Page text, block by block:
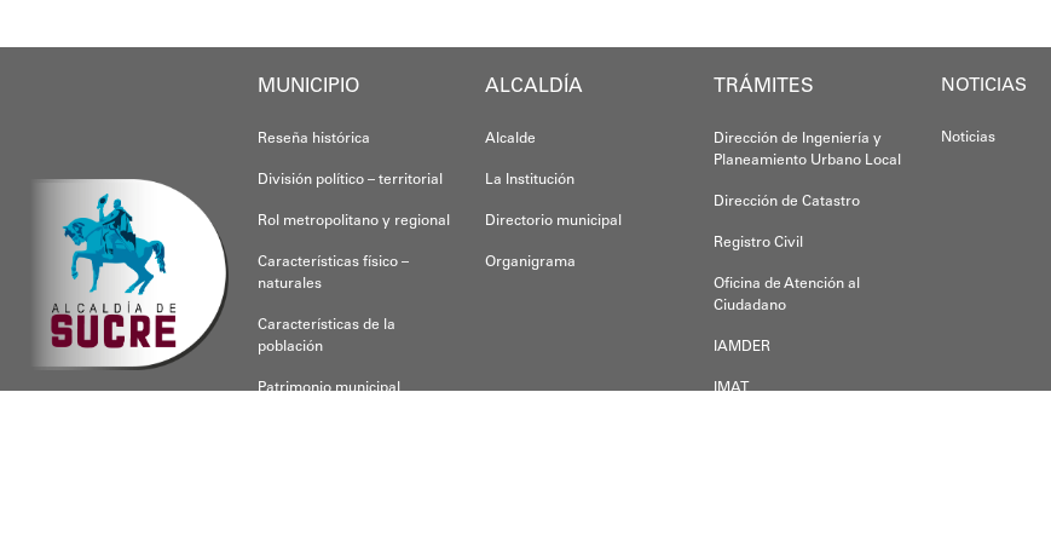
Oskarina
MUNICIPIO
Reseña histórica
División político – territorial
Rol metropolitano y regional
Características físico –
naturales
Características de la
población
Patrimonio municipal
ALCALDÍA
Alcalde
La Institución
Directorio municipal
Organigrama
TRÁMITES
Dirección de Ingeniería y
Planeamiento Urbano Local
Dirección de Catastro
Registro Civil
Oficina de Atención al
Ciudadano
IAMDER
IMAT
NOTICIAS
Noticias